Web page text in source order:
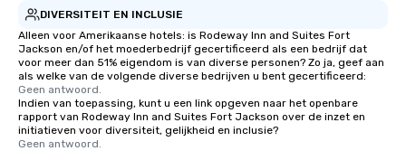
DIVERSITEIT EN INCLUSIE
Alleen voor Amerikaanse hotels: is Rodeway Inn and Suites Fort
Jackson en/of het moederbedrijf gecertificeerd als een bedrijf dat
voor meer dan 51% eigendom is van diverse personen? Zo ja, geef aan
als welke van de volgende diverse bedrijven u bent gecertificeerd:
Geen antwoord.
Indien van toepassing, kunt u een link opgeven naar het openbare
rapport van Rodeway Inn and Suites Fort Jackson over de inzet en
initiatieven voor diversiteit, gelijkheid en inclusie?
Geen antwoord.